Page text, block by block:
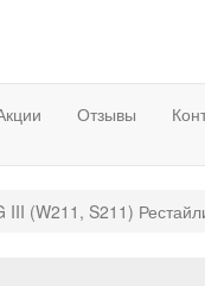
Отзывы
(W211, S211)